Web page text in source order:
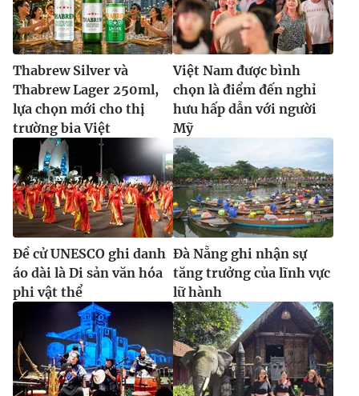
Thabrew Silver và
Thabrew Lager 250ml,
lựa chọn mới cho thị
trường bia Việt
Việt Nam được bình
chọn là điểm đến nghỉ
hưu hấp dẫn với người
Mỹ
Đề cử UNESCO ghi danh
áo dài là Di sản văn hóa
phi vật thể
Đà Nẵng ghi nhận sự
tăng trưởng của lĩnh vực
lữ hành